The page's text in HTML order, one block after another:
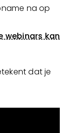
na op
webinars kan
dat je